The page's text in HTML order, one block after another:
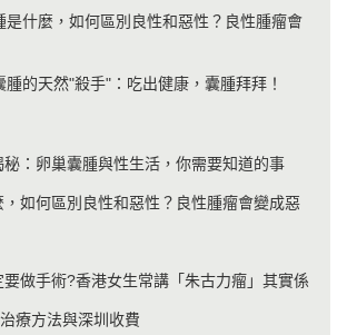
是什麼，如何區別良性和惡性？良性腫瘤會
腫的天然"殺手"：吃出健康，囊腫拜拜！
：卵巢囊腫與性生活，你需要知道的事
，如何區別良性和惡性？良性腫瘤會變成惡
做手術?香港女生常講「朱古力瘤」其實係
療方法與深圳收費